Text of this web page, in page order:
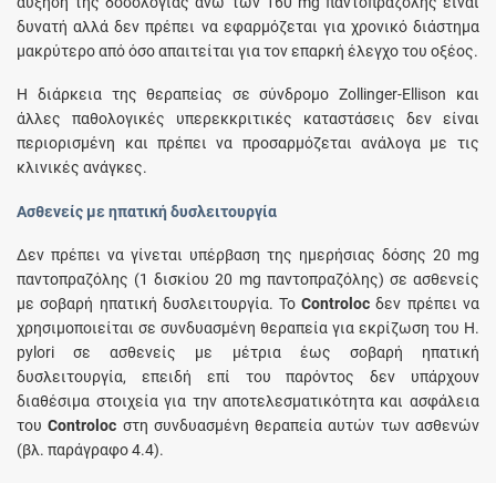
δυνατή αλλά δεν πρέπει να εφαρμόζεται για χρονικό διάστημα
μακρύτερο από όσο απαιτείται για τον επαρκή έλεγχο του οξέος.
Η διάρκεια της θεραπείας σε σύνδρομο Zollinger-Ellison και
άλλες παθολογικές υπερεκκριτικές καταστάσεις δεν είναι
περιορισμένη και πρέπει να προσαρμόζεται ανάλογα με τις
κλινικές ανάγκες.
Ασθενείς με ηπατική δυσλειτουργία
Δεν πρέπει να γίνεται υπέρβαση της ημερήσιας δόσης 20 mg
παντοπραζόλης (1 δισκίου 20 mg παντοπραζόλης) σε ασθενείς
με σοβαρή ηπατική δυσλειτουργία. ΤοControloc δεν πρέπει να
χρησιμοποιείται σε συνδυασμένη θεραπεία για εκρίζωση του H.
pylori σε ασθενείς με μέτρια έως σοβαρή ηπατική
δυσλειτουργία, επειδή επί του παρόντος δεν υπάρχουν
διαθέσιμα στοιχεία για την αποτελεσματικότητα και ασφάλεια
τουControloc στη συνδυασμένη θεραπεία αυτών των ασθενών
(βλ. παράγραφο 4.4).